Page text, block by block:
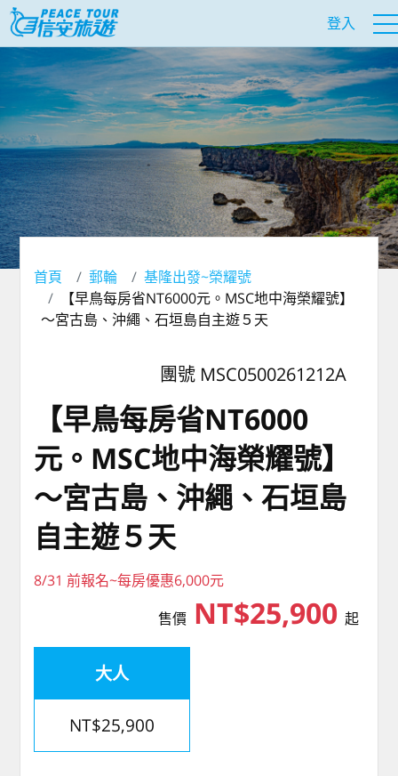
登入
首頁 郵輪
基隆出發~榮耀號
【早鳥每房省NT6000元。MSC地中海榮耀號】
～宮古島、沖繩、石垣島自主遊５天
團號 MSC0500261212A
【早鳥每房省NT6000
元。MSC地中海榮耀號】
～宮古島、沖繩、石垣島
自主遊５天
8/31 前報名~每房優惠6,000元
售價NT$25,900 起
大人
NT$25,900